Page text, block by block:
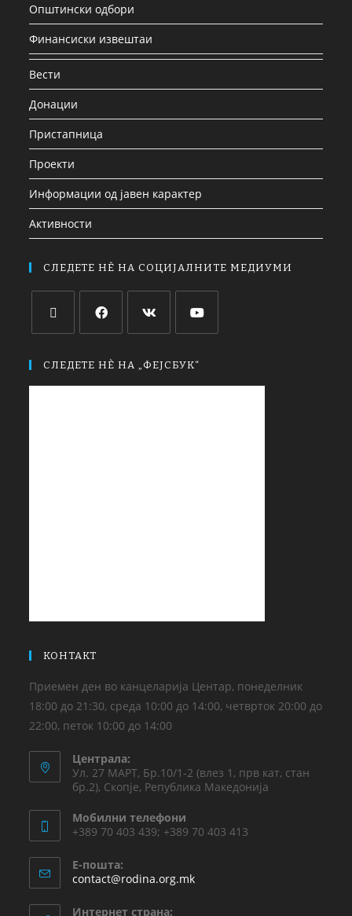
Општински одбори
Финансиски извештаи
Вести
Донации
Пристапница
Проекти
Информации од јавен карактер
Активности
СЛЕДЕТЕ НЀ НА СОЦИЈАЛНИТЕ МЕДИУМИ
СЛЕДЕТЕ НЀ НА „ФЕЈСБУК“
КОНТАКТ
Приемен ден во канцеларија Центар, понеделник
18:00 до 21:30, среда 10:00 до 14:00, четврток 20:00 до
22:00, петок 10:00 до 14:00
Централа:
Ул. 27 МАРТ, Бр.10/1-2 (влез 1, прв кат, стан
бр.2), Скопје, Република Македонија
Мобилни телефони
+389 70 403 439; +389 70 403 413
Е-пошта:
contact@rodina.org.mk
Интернет страна: